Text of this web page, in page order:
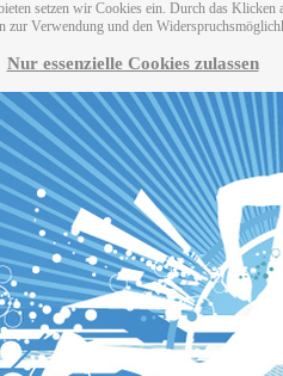
setzen wir Cookies ein. Durch das
zur Verwendung und den
Nur essenzielle Cookies zulassen